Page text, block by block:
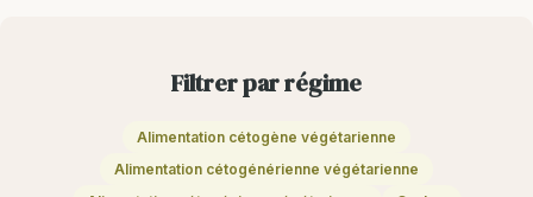
Filtrer par régime
Alimentation cétogène végétarienne
Alimentation cétogénérienne végétarienne